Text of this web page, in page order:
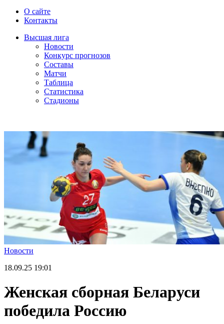
О сайте
Контакты
Высшая лига
Новости
Конкурс прогнозов
Составы
Матчи
Таблица
Статистика
Стадионы
Новости
18.09.25 19:01
Женская сборная Беларуси
победила Россию